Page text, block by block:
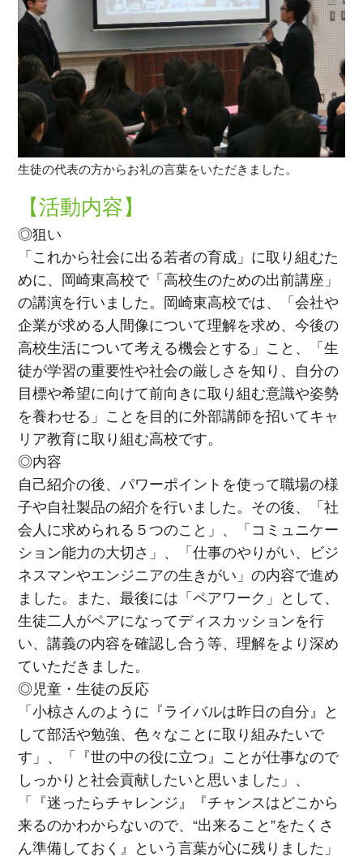
生徒の代表の方からお礼の言葉をいただきました。
【活動内容】
◎狙い
「これから社会に出る若者の育成」に取り組むた
めに、岡崎東高校で「高校生のための出前講座」
の講演を行いました。岡崎東高校では、「会社や
企業が求める人間像について理解を求め、今後の
高校生活について考える機会とする」こと、「生
徒が学習の重要性や社会の厳しさを知り、自分の
目標や希望に向けて前向きに取り組む意識や姿勢
を養わせる」ことを目的に外部講師を招いてキャ
リア教育に取り組む高校です。
◎内容
自己紹介の後、パワーポイントを使って職場の様
子や自社製品の紹介を行いました。その後、「社
会人に求められる５つのこと」、「コミュニケー
ション能力の大切さ」、「仕事のやりがい、ビジ
ネスマンやエンジニアの生きがい」の内容で進め
ました。また、最後には「ペアワーク」として、
生徒二人がペアになってディスカッションを行
い、講義の内容を確認し合う等、理解をより深め
ていただきました。
◎児童・生徒の反応
「小椋さんのように『ライバルは昨日の自分』と
して部活や勉強、色々なことに取り組みたいで
す」、「『世の中の役に立つ』ことが仕事なので
しっかりと社会貢献したいと思いました」、
「『迷ったらチャレンジ』『チャンスはどこから
来るのかわからないので、“出来ること”をたくさ
ん準備しておく』という言葉が心に残りました」